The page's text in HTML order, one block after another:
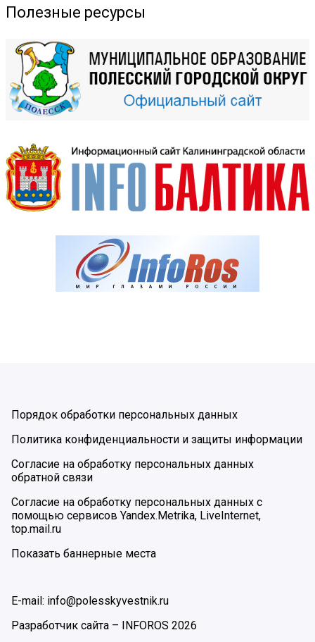
Полезные ресурсы
Порядок обработки персональных данных
Политика конфиденциальности и защиты информации
Согласие на обработку персональных данных
обратной связи
Согласие на обработку персональных данных с
помощью сервисов Yandex.Metrika, LiveInternet,
top.mail.ru
Показать баннерные места
E-mail: info@polesskyvestnik.ru
Разработчик сайта – INFOROS 2026